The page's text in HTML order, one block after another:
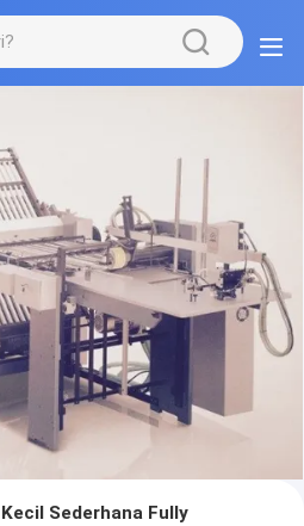
Sederhana Fully